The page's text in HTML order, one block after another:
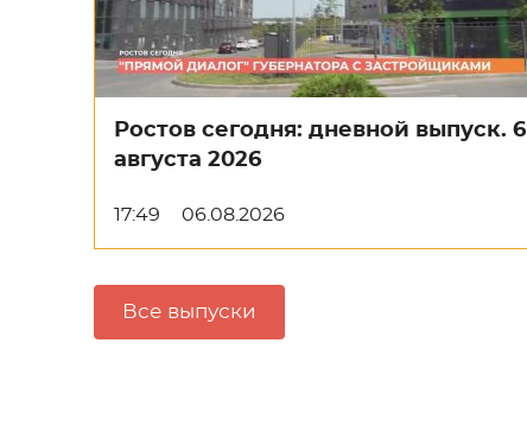
Ростов сегодня: дневной выпуск. 6
августа 2026
17:49 06.08.2026
Все выпуски